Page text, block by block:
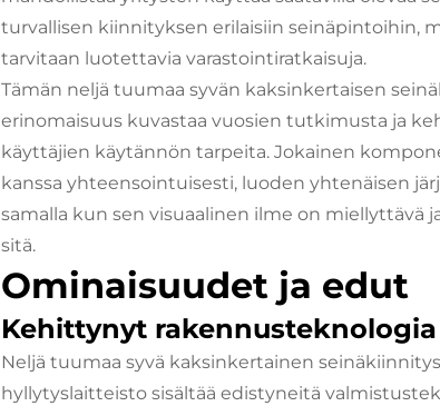
turvallisen kiinnityksen erilaisiin seinäpintoihin,
tarvitaan luotettavia varastointiratkaisuja.
Tämän neljä tuumaa syvän kaksinkertaisen
erinomaisuus kuvastaa vuosien tutkimusta ja
käyttäjien käytännön tarpeita. Jokainen
kanssa yhteensointuisesti, luoden yhtenäisen
samalla kun sen visuaalinen ilme on miellyttävä
sitä.
Ominaisuudet ja edut
Kehittynyt rakennusteknologia
Neljä tuumaa syvä kaksinkertainen
hyllytyslaitteisto sisältää edistyneitä